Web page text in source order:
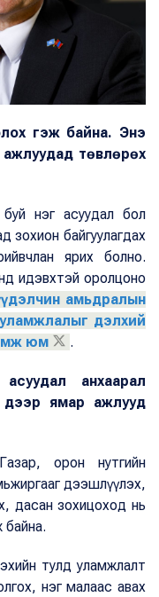
гэж байна. Энэ
төвлөрөх
нэг асуудал бол
зохион байгуулагдах
ярих болно.
идэвхтэй оролцоно
амьдралын
дэлхий
юм
.
анхаарал
ямар ажлууд
орон нутгийн
дээшлүүлэх,
дасан зохицоход нь
байна.
тулд уламжлалт
нэг малаас авах